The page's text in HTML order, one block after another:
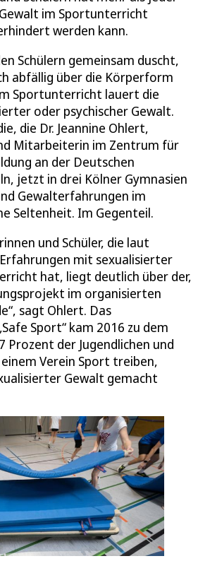
im Sportunterricht
werden kann.
Schülern gemeinsam duscht,
abfällig über die Körperform
Sportunterricht lauert die
oder psychischer Gewalt.
die Dr. Jeannine Ohlert,
Mitarbeiterin im Zentrum für
an der Deutschen
jetzt in drei Kölner Gymnasien
Gewalterfahrungen im
Seltenheit. Im Gegenteil.
und Schüler, die laut
mit sexualisierter
hat, liegt deutlich über der,
im organisierten
sagt Ohlert. Das
Sport“ kam 2016 zu dem
Prozent der Jugendlichen und
Verein Sport treiben,
Gewalt gemacht